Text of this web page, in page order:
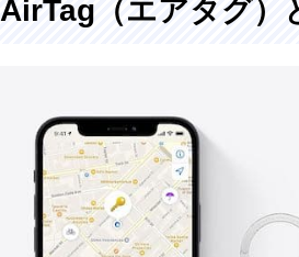
AirTag（エアタグ）